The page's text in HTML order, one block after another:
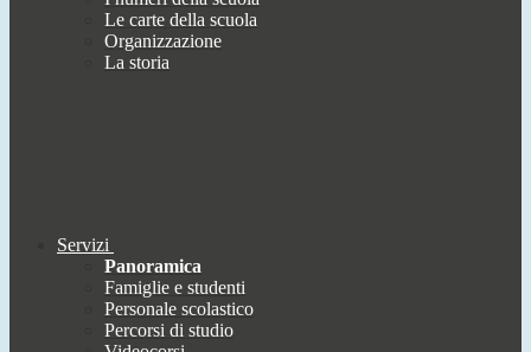
Le carte della scuola
Organizzazione
La storia
Servizi
Panoramica
Famiglie e studenti
Personale scolastico
Percorsi di studio